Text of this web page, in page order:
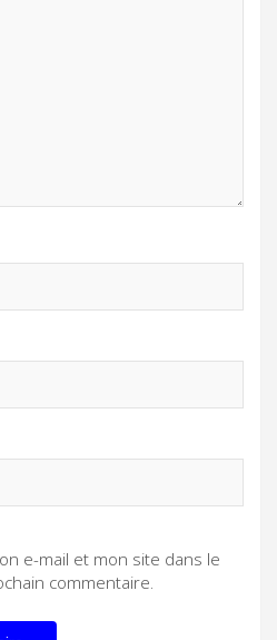
e-mail et mon site dans le
commentaire.